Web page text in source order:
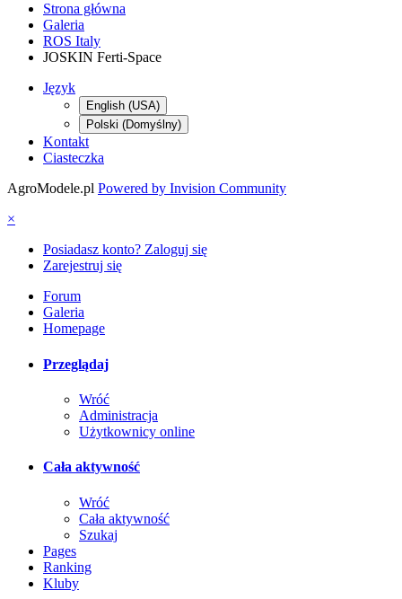
Strona główna
Galeria
ROS Italy
JOSKIN Ferti-Space
Język
English (USA)
Polski (Domyślny)
Kontakt
Ciasteczka
AgroModele.pl Powered by Invision Community
×
Posiadasz konto? Zaloguj się
Zarejestruj się
Forum
Galeria
Homepage
Przeglądaj
Wróć
Administracja
Użytkownicy online
Cała aktywność
Wróć
Cała aktywność
Szukaj
Pages
Ranking
Kluby